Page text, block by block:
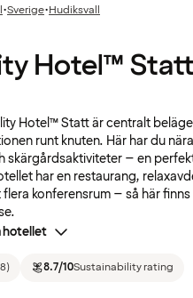
·Sverige·Hudiksvall
Hotel™ Statt
Hotel™ Statt är centralt
runt knuten. Här har du
skärgårdsaktiviteter – en
har en restaurang,
konferensrum – så här
hotellet
) 8.7/10Sustainability rating